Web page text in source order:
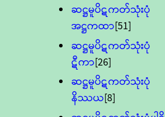
ဆဋ္ဌမူပိဋကတ်သုံးပုံ
အဋ္ဌကထာ[51]
ဆဋ္ဌမူပိဋကတ်သုံးပုံ
ဋီကာ[26]
ဆဋ္ဌမူပိဋကတ်သုံးပုံ
နိဿယ[8]